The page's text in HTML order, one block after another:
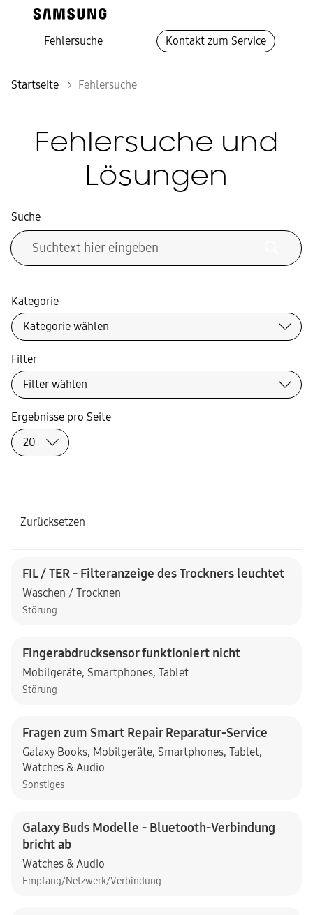
Fehlersuche Kontakt zum Service
Startseite Fehlersuche
Fehlersuche und
Lösungen
Suche
Kategorie
Filter
Zurücksetzen
Ergebnisse pro Seite
FIL / TER - Filteranzeige des Trockners leuchtet
Waschen / Trocknen
Störung
Fingerabdrucksensor funktioniert nicht
Mobilgeräte, Smartphones, Tablet
Störung
Fragen zum Smart Repair Reparatur-Service
Galaxy Books, Mobilgeräte, Smartphones, Tablet,
Watches & Audio
Sonstiges
Galaxy Buds Modelle - Bluetooth-Verbindung
bricht ab
Watches & Audio
Empfang/Netzwerk/Verbindung